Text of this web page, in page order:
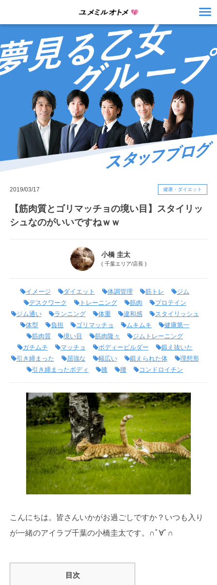
2019/03/17 健康・ダイエット
【筋肉質とゴリマッチョの境い目】スタイリッ
シュなのがいいですねｗｗ
小橋 圭太
( 千葉エリア/店長 )
イメージ ダイエット 体調管理 筋トレ
ジム
デスクワーク
トレーニング 筋肉
プロテイン
ジム通い
ランニング 体重 違和感
スタイリッシュ
体型
負担 ゴリマッチョ ムキムキ
健康第一
筋肉質
境い目 筋肉隆々
ジムトレーニング
ガチムチ
マッチョ ボディービルダー
鍛え抜いた
引き締まった
屈強な 幅広い 鍛えられた体
理想形
引き締まったボディ
膝 腰 コンドロイチン
こんにちは。皆さんいかがお過ごしですか？いつも入り
が一緒のアイラブ千葉の小橋圭太です。∩ﾟ∀ﾟ∩
目次